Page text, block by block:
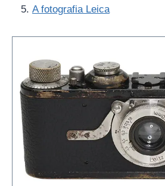
A fotografia Leica